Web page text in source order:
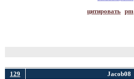
цитировать pm
129 Jacob08